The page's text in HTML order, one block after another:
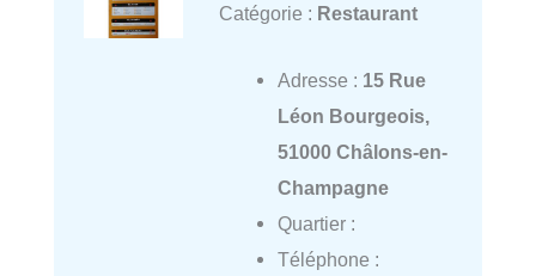
Catégorie : Restaurant
Adresse : 15 Rue
Léon Bourgeois,
51000 Châlons-en-
Champagne
Quartier :
Téléphone :